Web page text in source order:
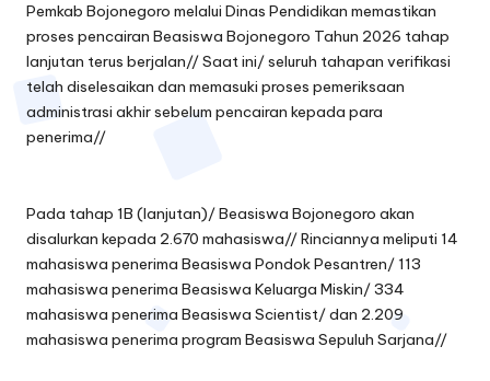
Pemkab Bojonegoro melalui Dinas Pendidikan memastikan
proses pencairan Beasiswa Bojonegoro Tahun 2026 tahap
lanjutan terus berjalan// Saat ini/ seluruh tahapan verifikasi
telah diselesaikan dan memasuki proses pemeriksaan
administrasi akhir sebelum pencairan kepada para
penerima//
Pada tahap 1B (lanjutan)/ Beasiswa Bojonegoro akan
disalurkan kepada 2.670 mahasiswa// Rinciannya meliputi 14
mahasiswa penerima Beasiswa Pondok Pesantren/ 113
mahasiswa penerima Beasiswa Keluarga Miskin/ 334
mahasiswa penerima Beasiswa Scientist/ dan 2.209
mahasiswa penerima program Beasiswa Sepuluh Sarjana//